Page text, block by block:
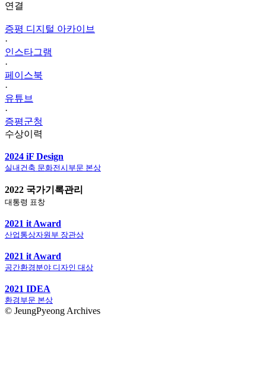
연결
증평 디지털 아카이브
·
인스타그램
·
페이스북
·
유튜브
·
증평군청
수상이력
2024 iF Design
실내건축 문화전시부문 본상
2022 국가기록관리
대통령 표창
2021 it Award
산업통상자원부 장관상
2021 it Award
공간환경분야 디자인 대상
2021 IDEA
환경부문 본상
© JeungPyeong Archives